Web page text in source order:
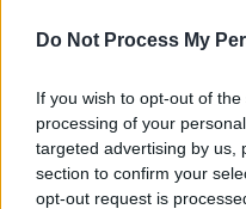
Do Not Process My
If you wish to opt-out of
processing of your
targeted advertising by us,
section to confirm your
opt-out request is
οδηγίες (evidence based
αναφερθεί στη
λήψη σκευασμάτων
εγκύους. Επίσης
διαγνωστική παρέμβαση
περίπτωση που βιώσετε